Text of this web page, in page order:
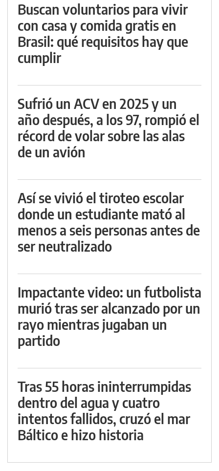
Buscan voluntarios para vivir
con casa y comida gratis en
Brasil: qué requisitos hay que
cumplir
Sufrió un ACV en 2025 y un
año después, a los 97, rompió el
récord de volar sobre las alas
de un avión
Así se vivió el tiroteo escolar
donde un estudiante mató al
menos a seis personas antes de
ser neutralizado
Impactante video: un futbolista
murió tras ser alcanzado por un
rayo mientras jugaban un
partido
Tras 55 horas ininterrumpidas
dentro del agua y cuatro
intentos fallidos, cruzó el mar
Báltico e hizo historia